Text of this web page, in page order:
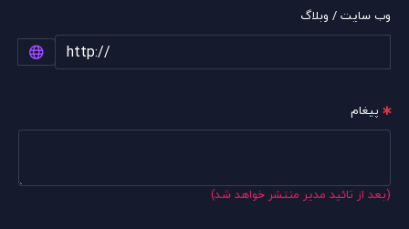
وب سایت / وبلاگ
پیغام
(بعد از تائید مدیر منتشر خواهد شد)